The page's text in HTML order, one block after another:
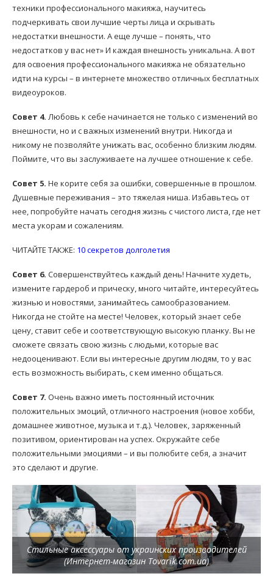
техники профессионального макияжа, научитесь
подчеркивать свои лучшие черты лица и скрывать
недостатки внешности. А еще лучше – понять, что
недостатков у вас нет» И каждая внешность уникальна. А вот
для освоения профессионального макияжа не обязательно
идти на курсы – в интернете множество отличных бесплатных
видеоуроков.
Совет 4. Любовь к себе начинается не только с изменений во
внешности, но и с важных изменений внутри. Никогда и
никому не позволяйте унижать вас, особенно близким людям.
Поймите, что вы заслуживаете на лучшее отношение к себе.
Совет 5. Не корите себя за ошибки, совершенные в прошлом.
Душевные переживания – это тяжелая ниша. Избавьтесь от
нее, попробуйте начать сегодня жизнь с чистого листа, где нет
места укорам и сожалениям.
ЧИТАЙТЕ ТАКЖЕ: 10 секретов долголетия
Совет 6. Совершенствуйтесь каждый день! Начните худеть,
измените гардероб и прическу, много читайте, интересуйтесь
жизнью и новостями, занимайтесь самообразованием.
Никогда не стойте на месте! Человек, который знает себе
цену, ставит себе и соответствующую высокую планку. Вы не
сможете связать свою жизнь с людьми, которые вас
недооценивают. Если вы интересные другим людям, то у вас
есть возможность выбирать, с кем именно общаться.
Совет 7. Очень важно иметь постоянный источник
положительных эмоций, отличного настроения (новое хобби,
домашнее животное, музыка и т.д.). Человек, заряженный
позитивом, ориентирован на успех. Окружайте себе
положительными эмоциями – и вы полюбите себя, а значит
это сделают и другие.
Стильные аксессуары от украинских производителей
(Интернет-магазин Tovarik.com.ua)